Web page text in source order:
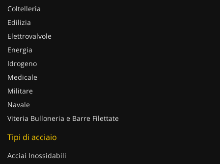
Coltelleria
Edilizia
Elettrovalvole
Energia
Idrogeno
Medicale
Militare
Navale
Viteria Bulloneria e Barre Filettate
Tipi di acciaio
Acciai Inossidabili